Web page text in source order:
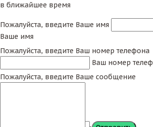
в ближайшее время
Пожалуйста, введите Ваше имя
Ваше имя
Пожалуйста, введите Ваш номер телефона
Ваш номер
Пожалуйста, введите Ваше сообщение